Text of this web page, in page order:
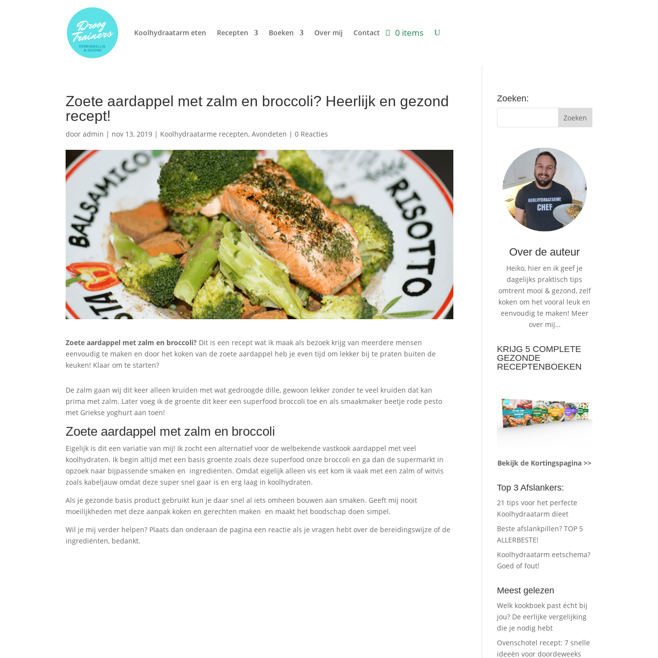
Koolhydraatarm eten Recepten Boeken Over mij Contact 0 items
Zoete aardappel met zalm en broccoli? Heerlijk en gezond
recept!
dooradmin | nov 13, 2019 | Koolhydraatarme recepten,Avondeten |0 Reacties
Zoete aardappel met zalm en broccoli? Dit is een recept wat ik maak als bezoek krijg van meerdere mensen
eenvoudig te maken en door het koken van de zoete aardappel heb je even tijd om lekker bij te praten buiten de
keuken! Klaar om te starten?
De zalm gaan wij dit keer alleen kruiden met wat gedroogde dille, gewoon lekker zonder te veel kruiden dat kan
prima met zalm. Later voeg ik de groente dit keer een superfood broccoli toe en als smaakmaker beetje rode pesto
met Griekse yoghurt aan toen!
Zoete aardappel met zalm en broccoli
Eigelijk is dit een variatie van mij! Ik zocht een alternatief voor de welbekende vastkook aardappel met veel
koolhydraten. Ik begin altijd met een basis groente zoals deze superfood onze broccoli en ga dan de supermarkt in
opzoek naar bijpassende smaken en ingrediënten. Omdat eigelijk alleen vis eet kom ik vaak met een zalm of witvis
zoals kabeljauw omdat deze super snel gaar is en erg laag in koolhydraten.
Als je gezonde basis product gebruikt kun je daar snel al iets omheen bouwen aan smaken. Geeft mij nooit
moeilijkheden met deze aanpak koken en gerechten maken en maakt het boodschap doen simpel.
Wil je mij verder helpen? Plaats dan onderaan de pagina een reactie als je vragen hebt over de bereidingswijze of de
ingrediënten, bedankt.
Zoeken:
Over de auteur
Heiko, hier en ik geef je
dagelijks praktisch tips
omtrent mooi & gezond, zelf
koken om het vooral leuk en
eenvoudig te maken! Meer
over mij…
KRIJG 5 COMPLETE
GEZONDE
RECEPTENBOEKEN
Bekijk de Kortingspagina >>
Top 3 Afslankers:
21 tips voor het perfecte
Koolhydraatarm dieet
Beste afslankpillen? TOP 5
ALLERBESTE!
Koolhydraatarm eetschema?
Goed of fout!
Meest gelezen
Welk kookboek past écht bij
jou? De eerlijke vergelijking
die je nodig hebt
Ovenschotel recept: 7 snelle
ideeën voor doordeweeks